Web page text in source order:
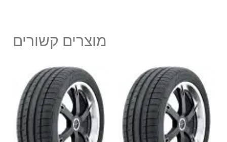
מוצרים קשורים